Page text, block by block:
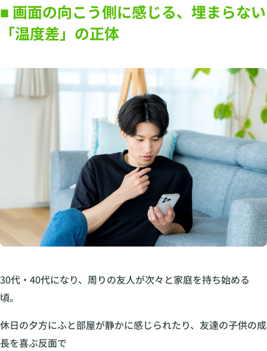
■ 画面の向こう側に感じる、埋まらない
「温度差」の正体
30代・40代になり、周りの友人が次々と家庭を持ち始める
頃。
休日の夕方にふと部屋が静かに感じられたり、友達の子供の成
長を喜ぶ反面で